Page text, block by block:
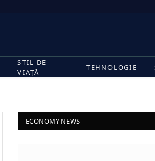
STIL DE
VIAȚĂ
TEHNOLOGIE
ECONOMY NEWS